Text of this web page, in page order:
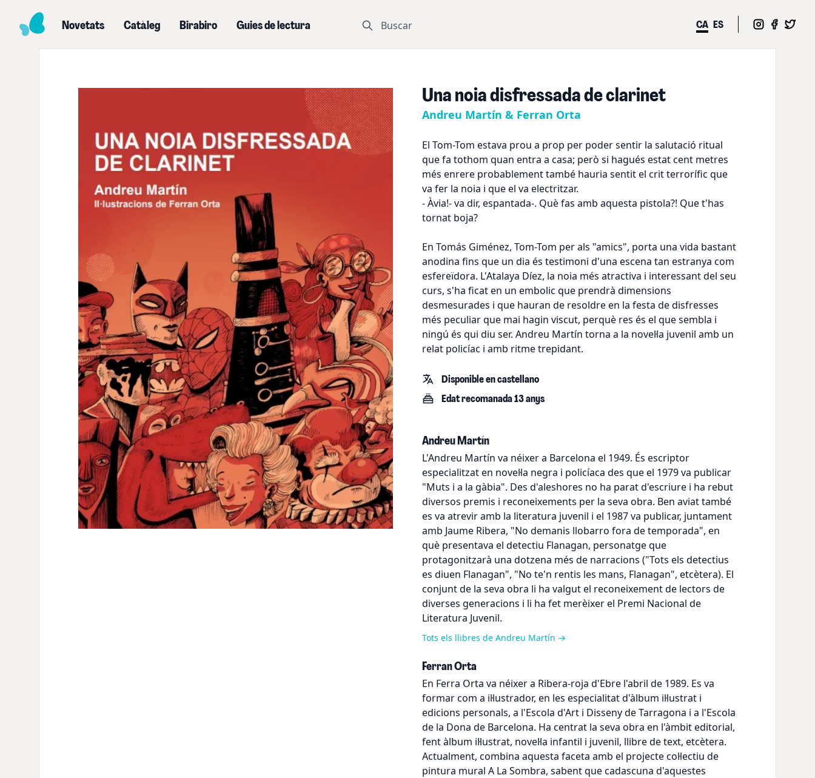
Novetats Catàleg Birabiro Guies de lectura Buscar CA ES
Una noia disfressada de clarinet
Andreu Martín & Ferran Orta
El Tom-Tom estava prou a prop per poder sentir la salutació ritual
que fa tothom quan entra a casa; però si hagués estat cent metres
més enrere probablement també hauria sentit el crit terrorífic que
va fer la noia i que el va electritzar.
- Àvia!- va dir, espantada-. Què fas amb aquesta pistola?! Que t'has
tornat boja?
En Tomás Giménez, Tom-Tom per als "amics", porta una vida bastant
anodina fins que un dia és testimoni d'una escena tan estranya com
esfereïdora. L'Atalaya Díez, la noia més atractiva i interessant del seu
curs, s'ha ficat en un embolic que prendrà dimensions
desmesurades i que hauran de resoldre en la festa de disfresses
més peculiar que mai hagin viscut, perquè res és el que sembla i
ningú és qui diu ser. Andreu Martín torna a la novel·la juvenil amb un
relat policíac i amb ritme trepidant.
Disponible en castellano
Edat recomanada 13 anys
Andreu Martín
L'Andreu Martín va néixer a Barcelona el 1949. És escriptor
especialitzat en novel·la negra i policíaca des que el 1979 va publicar
"Muts i a la gàbia". Des d'aleshores no ha parat d'escriure i ha rebut
diversos premis i reconeixements per la seva obra. Ben aviat també
es va atrevir amb la literatura juvenil i el 1987 va publicar, juntament
amb Jaume Ribera, "No demanis llobarro fora de temporada", en
què presentava el detectiu Flanagan, personatge que
protagonitzarà una dotzena més de narracions ("Tots els detectius
es diuen Flanagan", "No te'n rentis les mans, Flanagan", etcètera). El
conjunt de la seva obra li ha valgut el reconeixement de lectors de
diverses generacions i li ha fet merèixer el Premi Nacional de
Literatura Juvenil.
Tots els llibres de Andreu Martín →
Ferran Orta
En Ferra Orta va néixer a Ribera-roja d'Ebre l'abril de 1989. Es va
formar com a il·lustrador, en les especialitat d'àlbum il·lustrat i
edicions personals, a l'Escola d'Art i Disseny de Tarragona i a l'Escola
de la Dona de Barcelona. Ha centrat la seva obra en l'àmbit editorial,
fent àlbum il·lustrat, novel·la infantil i juvenil, llibre de text, etcètera.
Actualment, combina aquesta faceta amb el projecte col·lectiu de
pintura mural A La Sombra, sabent que cadascuna d'aquestes